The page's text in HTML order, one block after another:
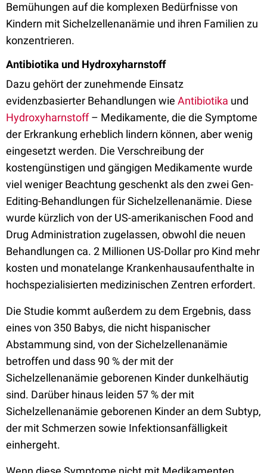
Bemühungen auf die komplexen Bedürfnisse von
Kindern mit Sichelzellenanämie und ihren Familien zu
konzentrieren.
Antibiotika und Hydroxyharnstoff
Dazu gehört der zunehmende Einsatz
evidenzbasierter Behandlungen wie Antibiotika und
Hydroxyharnstoff– Medikamente, die die Symptome
der Erkrankung erheblich lindern können, aber wenig
eingesetzt werden. Die Verschreibung der
kostengünstigen und gängigen Medikamente wurde
viel weniger Beachtung geschenkt als den zwei Gen-
Editing-Behandlungen für Sichelzellenanämie. Diese
wurde kürzlich von der US-amerikanischen Food and
Drug Administration zugelassen, obwohl die neuen
Behandlungen ca. 2 Millionen US-Dollar pro Kind mehr
kosten und monatelange Krankenhausaufenthalte in
hochspezialisierten medizinischen Zentren erfordert.
Die Studie kommt außerdem zu dem Ergebnis, dass
eines von 350 Babys, die nicht hispanischer
Abstammung sind, von der Sichelzellenanämie
betroffen und dass 90 % der mit der
Sichelzellenanämie geborenen Kinder dunkelhäutig
sind. Darüber hinaus leiden 57 % der mit
Sichelzellenanämie geborenen Kinder an dem Subtyp,
der mit Schmerzen sowie Infektionsanfälligkeit
einhergeht.